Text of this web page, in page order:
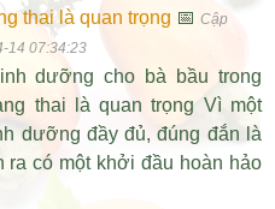
thai là quan trọng 📅 Cập
14 07:34:23
dưỡng cho bà bầu trong
thai là quan trọng Vì một
dưỡng đầy đủ, đúng đắn là
ra có một khởi đầu hoàn hảo